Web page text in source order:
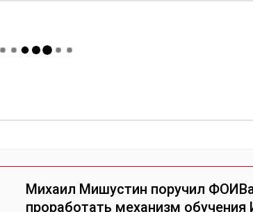
Михаил Мишустин поручил
проработать механизм обучения